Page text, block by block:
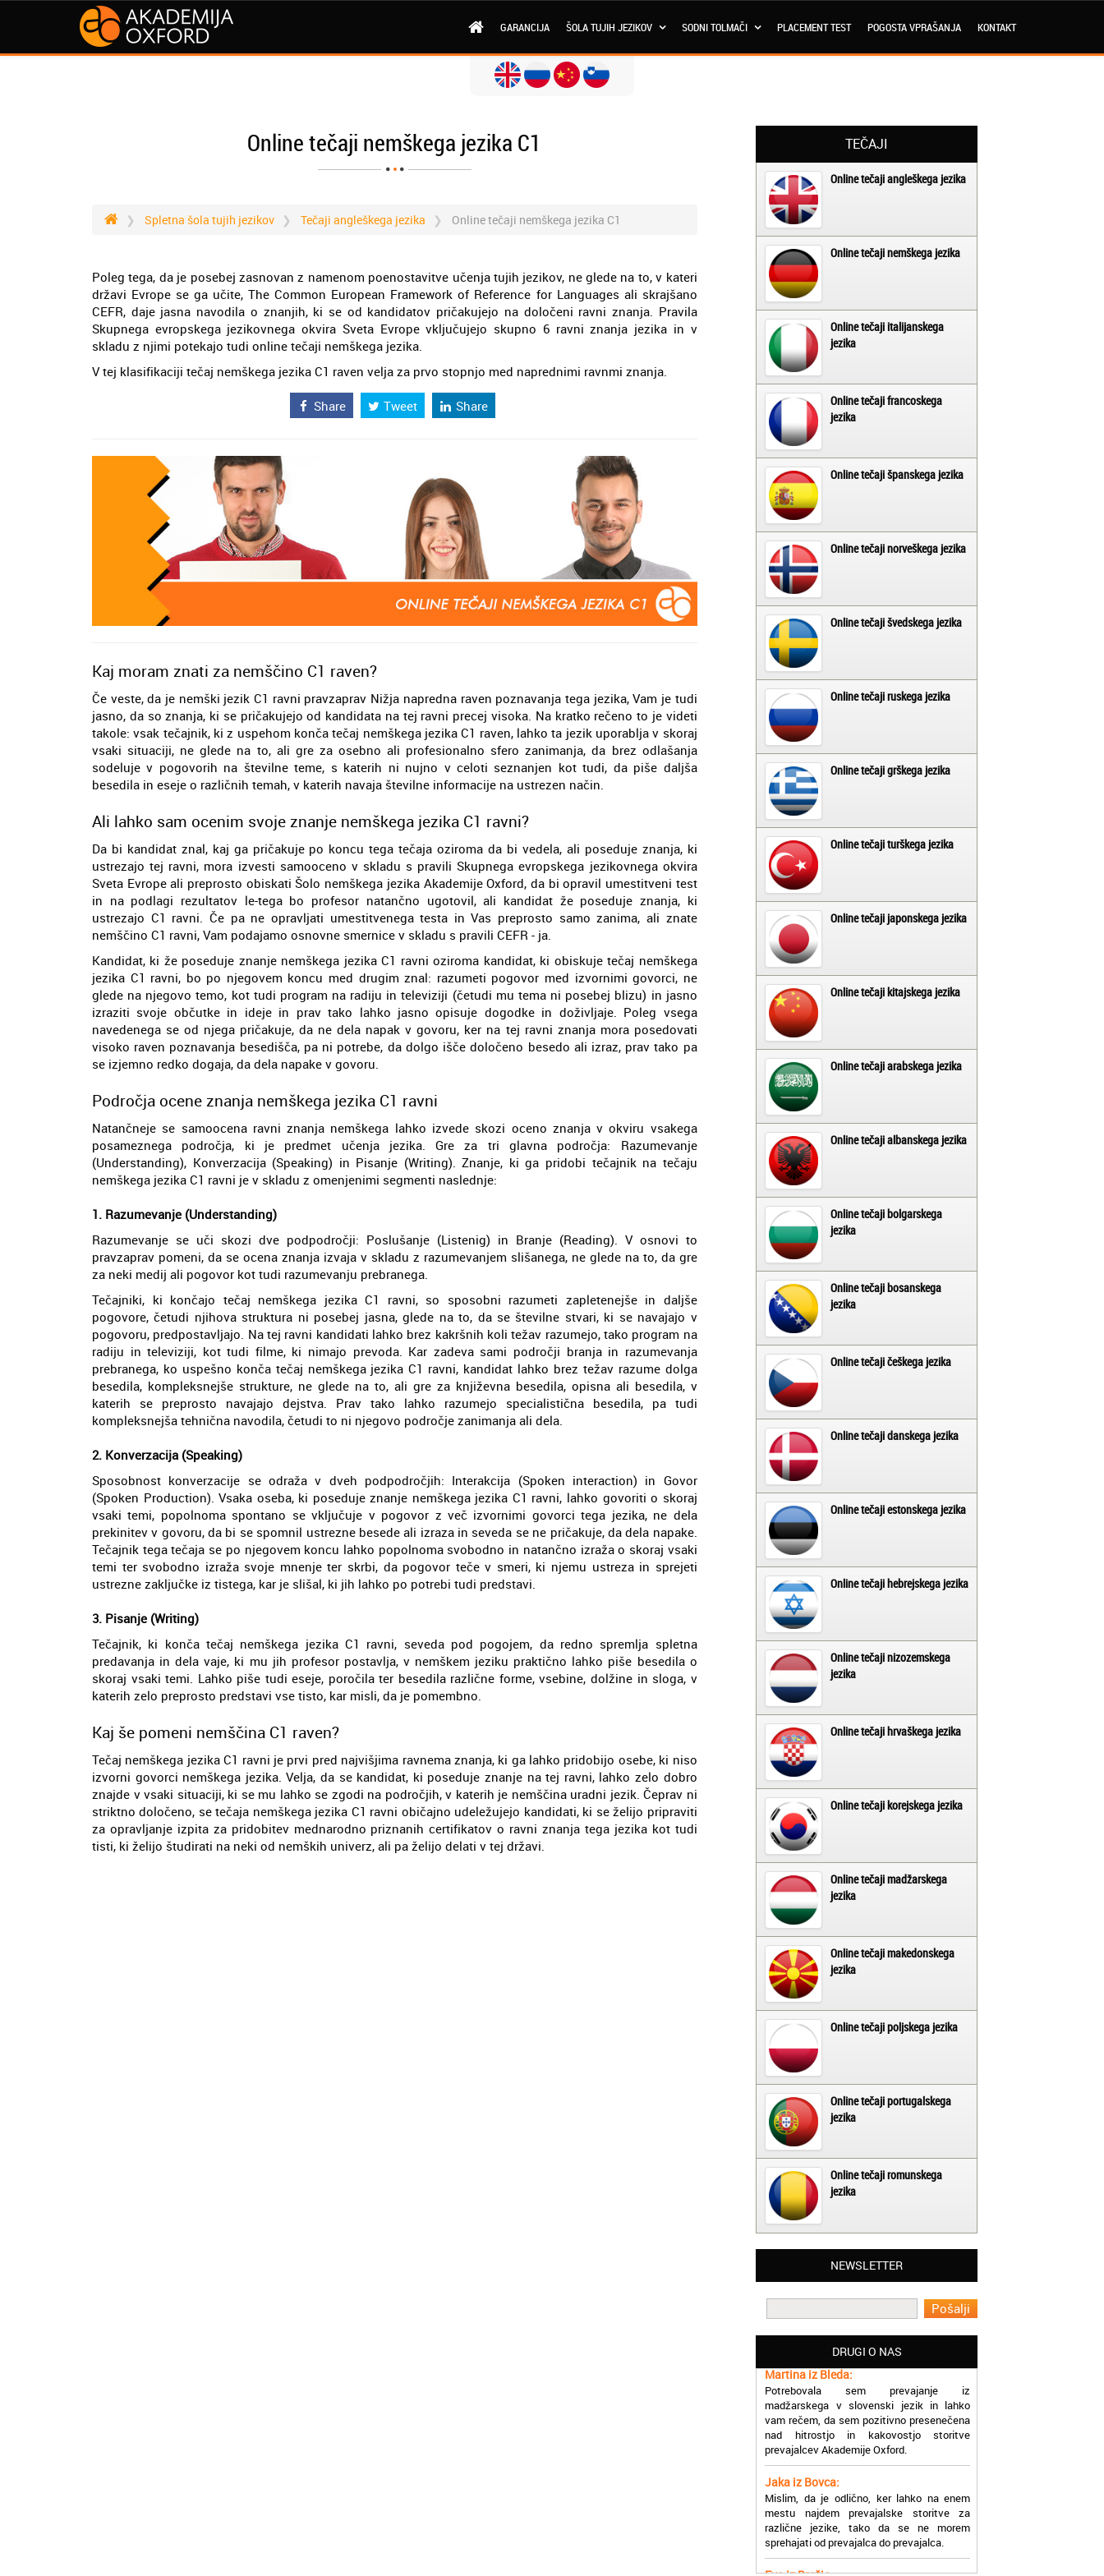
GARANCIJA ŠOLA TUJIH JEZIKOV SODNI TOLMAČI PLACEMENT TEST POGOSTA VPRAŠANJA KONTAKT
Online tečaji nemškega jezika C1
Spletna šola tujih jezikov Tečaji angleškega jezika Online tečaji nemškega jezika C1
Poleg tega, da je posebej zasnovan z namenom poenostavitve učenja tujih jezikov, ne glede na to, v kateri
državi Evrope se ga učite, The Common European Framework of Reference for Languages ali skrajšano
CEFR, daje jasna navodila o znanjih, ki se od kandidatov pričakujejo na določeni ravni znanja. Pravila
Skupnega evropskega jezikovnega okvira Sveta Evrope vključujejo skupno 6 ravni znanja jezika in v
skladu z njimi potekajo tudi online tečaji nemškega jezika.
V tej klasifikaciji tečaj nemškega jezika C1 raven velja za prvo stopnjo med naprednimi ravnmi znanja.
Share Tweet Share
Kaj moram znati za nemščino C1 raven?
Če veste, da je nemški jezik C1 ravni pravzaprav Nižja napredna raven poznavanja tega jezika, Vam je tudi
jasno, da so znanja, ki se pričakujejo od kandidata na tej ravni precej visoka. Na kratko rečeno to je videti
takole: vsak tečajnik, ki z uspehom konča tečaj nemškega jezika C1 raven, lahko ta jezik uporablja v skoraj
vsaki situaciji, ne glede na to, ali gre za osebno ali profesionalno sfero zanimanja, da brez odlašanja
sodeluje v pogovorih na številne teme, s katerih ni nujno v celoti seznanjen kot tudi, da piše daljša
besedila in eseje o različnih temah, v katerih navaja številne informacije na ustrezen način.
Ali lahko sam ocenim svoje znanje nemškega jezika C1 ravni?
Da bi kandidat znal, kaj ga pričakuje po koncu tega tečaja oziroma da bi vedela, ali poseduje znanja, ki
ustrezajo tej ravni, mora izvesti samooceno v skladu s pravili Skupnega evropskega jezikovnega okvira
Sveta Evrope ali preprosto obiskati Šolo nemškega jezika Akademije Oxford, da bi opravil umestitveni test
in na podlagi rezultatov le-tega bo profesor natančno ugotovil, ali kandidat že poseduje znanja, ki
ustrezajo C1 ravni. Če pa ne opravljati umestitvenega testa in Vas preprosto samo zanima, ali znate
nemščino C1 ravni, Vam podajamo osnovne smernice v skladu s pravili CEFR - ja.
Kandidat, ki že poseduje znanje nemškega jezika C1 ravni oziroma kandidat, ki obiskuje tečaj nemškega
jezika C1 ravni, bo po njegovem koncu med drugim znal: razumeti pogovor med izvornimi govorci, ne
glede na njegovo temo, kot tudi program na radiju in televiziji (četudi mu tema ni posebej blizu) in jasno
izraziti svoje občutke in ideje in prav tako lahko jasno opisuje dogodke in doživljaje. Poleg vsega
navedenega se od njega pričakuje, da ne dela napak v govoru, ker na tej ravni znanja mora posedovati
visoko raven poznavanja besedišča, pa ni potrebe, da dolgo išče določeno besedo ali izraz, prav tako pa
se izjemno redko dogaja, da dela napake v govoru.
Področja ocene znanja nemškega jezika C1 ravni
Natančneje se samoocena ravni znanja nemškega lahko izvede skozi oceno znanja v okviru vsakega
posameznega področja, ki je predmet učenja jezika. Gre za tri glavna področja: Razumevanje
(Understanding), Konverzacija (Speaking) in Pisanje (Writing). Znanje, ki ga pridobi tečajnik na tečaju
nemškega jezika C1 ravni je v skladu z omenjenimi segmenti naslednje:
1. Razumevanje (Understanding)
Razumevanje se uči skozi dve podpodročji: Poslušanje (Listenig) in Branje (Reading). V osnovi to
pravzaprav pomeni, da se ocena znanja izvaja v skladu z razumevanjem slišanega, ne glede na to, da gre
za neki medij ali pogovor kot tudi razumevanju prebranega.
Tečajniki, ki končajo tečaj nemškega jezika C1 ravni, so sposobni razumeti zapletenejše in daljše
pogovore, četudi njihova struktura ni posebej jasna, glede na to, da se številne stvari, ki se navajajo v
pogovoru, predpostavljajo. Na tej ravni kandidati lahko brez kakršnih koli težav razumejo, tako program na
radiju in televiziji, kot tudi filme, ki nimajo prevoda. Kar zadeva sami področji branja in razumevanja
prebranega, ko uspešno konča tečaj nemškega jezika C1 ravni, kandidat lahko brez težav razume dolga
besedila, kompleksnejše strukture, ne glede na to, ali gre za književna besedila, opisna ali besedila, v
katerih se preprosto navajajo dejstva. Prav tako lahko razumejo specialistična besedila, pa tudi
kompleksnejša tehnična navodila, četudi to ni njegovo področje zanimanja ali dela.
2. Konverzacija (Speaking)
Sposobnost konverzacije se odraža v dveh podpodročjih: Interakcija (Spoken interaction) in Govor
(Spoken Production). Vsaka oseba, ki poseduje znanje nemškega jezika C1 ravni, lahko govoriti o skoraj
vsaki temi, popolnoma spontano se vključuje v pogovor z več izvornimi govorci tega jezika, ne dela
prekinitev v govoru, da bi se spomnil ustrezne besede ali izraza in seveda se ne pričakuje, da dela napake.
Tečajnik tega tečaja se po njegovem koncu lahko popolnoma svobodno in natančno izraža o skoraj vsaki
temi ter svobodno izraža svoje mnenje ter skrbi, da pogovor teče v smeri, ki njemu ustreza in sprejeti
ustrezne zaključke iz tistega, kar je slišal, ki jih lahko po potrebi tudi predstavi.
3. Pisanje (Writing)
Tečajnik, ki konča tečaj nemškega jezika C1 ravni, seveda pod pogojem, da redno spremlja spletna
predavanja in dela vaje, ki mu jih profesor postavlja, v nemškem jeziku praktično lahko piše besedila o
skoraj vsaki temi. Lahko piše tudi eseje, poročila ter besedila različne forme, vsebine, dolžine in sloga, v
katerih zelo preprosto predstavi vse tisto, kar misli, da je pomembno.
Kaj še pomeni nemščina C1 raven?
Tečaj nemškega jezika C1 ravni je prvi pred najvišjima ravnema znanja, ki ga lahko pridobijo osebe, ki niso
izvorni govorci nemškega jezika. Velja, da se kandidat, ki poseduje znanje na tej ravni, lahko zelo dobro
znajde v vsaki situaciji, ki se mu lahko se zgodi na področjih, v katerih je nemščina uradni jezik. Čeprav ni
striktno določeno, se tečaja nemškega jezika C1 ravni običajno udeležujejo kandidati, ki se želijo pripraviti
za opravljanje izpita za pridobitev mednarodno priznanih certifikatov o ravni znanja tega jezika kot tudi
tisti, ki želijo študirati na neki od nemških univerz, ali pa želijo delati v tej državi.
TEČAJI
Online tečaji angleškega jezika
Online tečaji nemškega jezika
Online tečaji italijanskega
jezika
Online tečaji francoskega
jezika
Online tečaji španskega jezika
Online tečaji norveškega jezika
Online tečaji švedskega jezika
Online tečaji ruskega jezika
Online tečaji grškega jezika
Online tečaji turškega jezika
Online tečaji japonskega jezika
Online tečaji kitajskega jezika
Online tečaji arabskega jezika
Online tečaji albanskega jezika
Online tečaji bolgarskega
jezika
Online tečaji bosanskega
jezika
Online tečaji češkega jezika
Online tečaji danskega jezika
Online tečaji estonskega jezika
Online tečaji hebrejskega jezika
Online tečaji nizozemskega
jezika
Online tečaji hrvaškega jezika
Online tečaji korejskega jezika
Online tečaji madžarskega
jezika
Online tečaji makedonskega
jezika
Online tečaji poljskega jezika
Online tečaji portugalskega
jezika
Online tečaji romunskega
jezika
NEWSLETTER
DRUGI O NAS
Matjaž iz Ajdovščine:
Lahko pohvalim vse zaposlene v Akademiji
prevajalske storitve opravljajo hitro in
učinkoviti.
Martina iz Bleda:
Potrebovala sem prevajanje iz
madžarskega v slovenski jezik in lahko
vam rečem, da sem pozitivno presenečena
nad hitrostjo in kakovostjo storitve
prevajalcev Akademije Oxford.
Jaka iz Bovca:
Mislim, da je odlično, ker lahko na enem
mestu najdem prevajalske storitve za
različne jezike, tako da se ne morem
sprehajati od prevajalca do prevajalca.
Eva iz Brežic:
Nujno sem potrebovala prevod v francoski